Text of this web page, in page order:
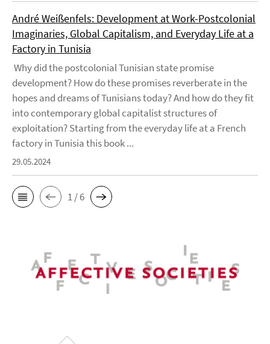
André Weißenfels: Development at Work-Postcolonial
Imaginaries, Global Capitalism, and Everyday Life at a
Factory in Tunisia
Why did the postcolonial Tunisian state promise
development? How do these promises reverberate in the
hopes and dreams of Tunisians today? And how do they fit
into contemporary global capitalist structures of
exploitation? Starting from the everyday life at a French
factory in Tunisia this book ...
29.05.2024
1 / 6